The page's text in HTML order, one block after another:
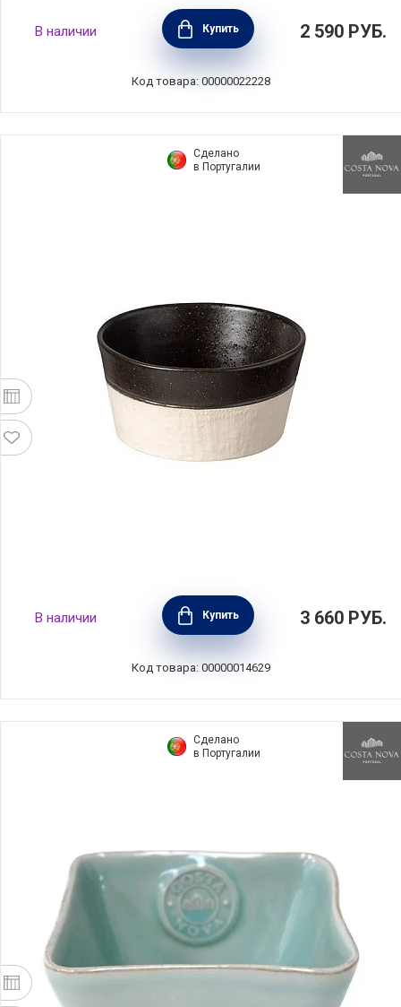
Чаша Aparte 11 см, материал керамика, цвет
черный, Costa Nova, Португалия, MRC111-
WHI(MRC111-02203B)
В наличии Купить 2 590 РУБ.
Код товара: 00000022228
Сделано
в Португалии
Чаша Notos 12 см материал керамика, цвет
черный, Costa Nova, Португалия, NSS121-
LTB(NSS121-01312G)
В наличии Купить 3 660 РУБ.
Код товара: 00000014629
Сделано
в Португалии